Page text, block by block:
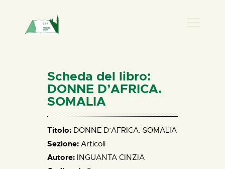
HOME
CHI SIAMO
NEWS
PERCORSI
BIBLIOTECA
ELISA SALERNO
CONTATTI
Scheda del libro:
DONNE D’AFRICA.
SOMALIA
Titolo: DONNE D’AFRICA. SOMALIA
Sezione: Articoli
Autore: INGUANTA CINZIA